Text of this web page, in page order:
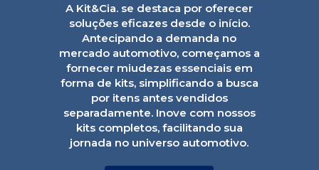
A Kit&Cia. se destaca por oferecer
soluções eficazes desde o início.
Antecipando a demanda no
mercado automotivo, começamos a
fornecer miudezas essenciais em
forma de kits, simplificando a busca
por itens antes vendidos
separadamente. Inove com nossos
kits completos, facilitando sua
jornada no universo automotivo.